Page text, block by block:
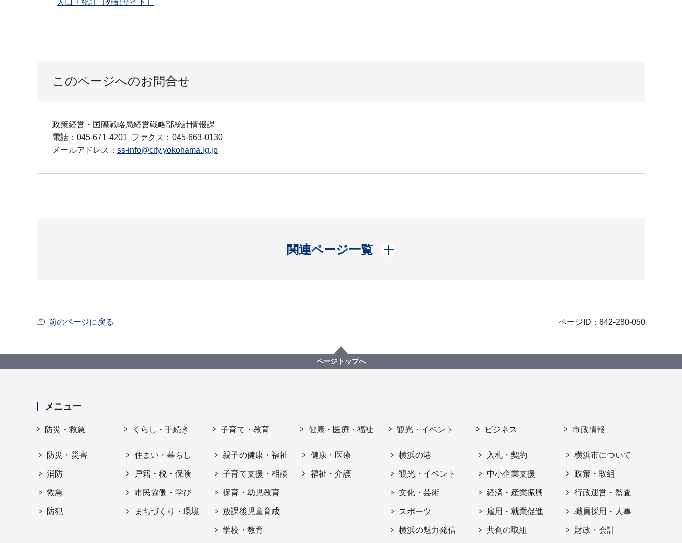
人口・統計（外部サイト）
このページへのお問合せ
政策経営・国際戦略局経営戦略部統計情報課
電話：045-671-4201 ファクス：045-663-0130
メールアドレス： ss-info@city.yokohama.lg.jp
関連ページ一覧
開く
前のページに戻る ページID：842-280-050
ページトップへ
メニュー
防災・救急
防災・災害
消防
救急
防犯
くらし・手続き
住まい・暮らし
戸籍・税・保険
市民協働・学び
まちづくり・環境
子育て・教育
親子の健康・福祉
子育て支援・相談
保育・幼児教育
放課後児童育成
学校・教育
健康・医療・福祉
健康・医療
福祉・介護
観光・イベント
横浜の港
観光・イベント
文化・芸術
スポーツ
横浜の魅力発信
ビジネス
入札・契約
中小企業支援
経済・産業振興
雇用・就業促進
共創の取組
市政情報
横浜市について
政策・取組
行政運営・監査
職員採用・人事
財政・会計